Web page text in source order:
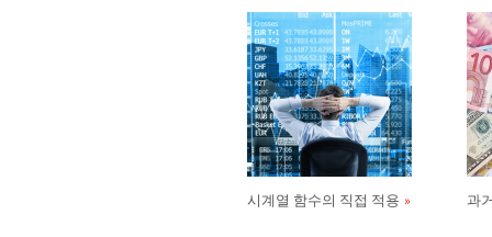
시계열 함수의 직접 적용 과